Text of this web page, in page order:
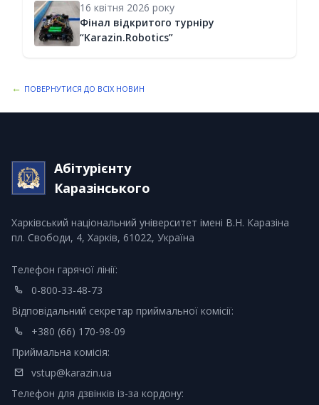
16 квітня 2026 року
Фінал відкритого турніру
“Karazin.Robotics”
← ПОВЕРНУТИСЯ ДО ВСІХ НОВИН
Абітурієнту
Каразінського
Харківський національний університет імені В.Н. Каразіна
пл. Свободи, 4, Харків, 61022, Україна
Телефон гарячої лінії:
0-800-33-48-73
Відповідальний секретар приймальної комісії:
+380 (66) 170-98-09
Приймальна комісія:
vstup@karazin.ua
Телефон для дзвінків із-за кордону: